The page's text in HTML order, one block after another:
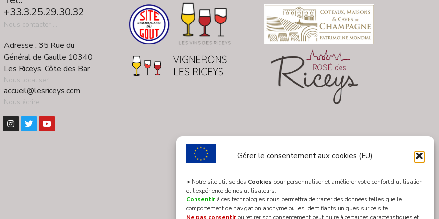
Gérer le consentement aux cookies (EU)
> Notre site utilise des Cookies pour personnaliser et améliorer votre confort d'utilisation
et l’expérience de nos utilisateurs.
Consentir à ces technologies nous permettra de traiter des données telles que le
comportement de navigation anonyme ou les identifiants uniques sur ce site.
Ne pas consentirou retirer son consentement peut nuire à certaines caractéristiques et
+33.3.25.29.30.32
Nous contacter ...
Adresse : 35 Rue du
Général de Gaulle 10340
Les Riceys, Côte des Bar
Nous localiser ...
accueil@lesriceys.com
Nous écrire ...